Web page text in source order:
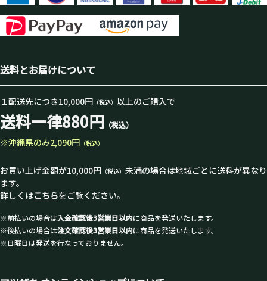
送料とお届けについて
１配送先につき10,000円 （税込） 以上のご購入で
送料一律880円 （税込）
※沖縄県のみ2,090円 （税込）
お買い上げ金額が10,000円 （税込） 未満の場合は地域ごとに送料が異なり
ます。
詳しくはこちらをご覧ください。
※前払いの場合は入金確認後3営業日以内に商品を発送いたします。
※後払いの場合は注文確認後3営業日以内に商品を発送いたします。
※日曜日は発送を行なっておりません。